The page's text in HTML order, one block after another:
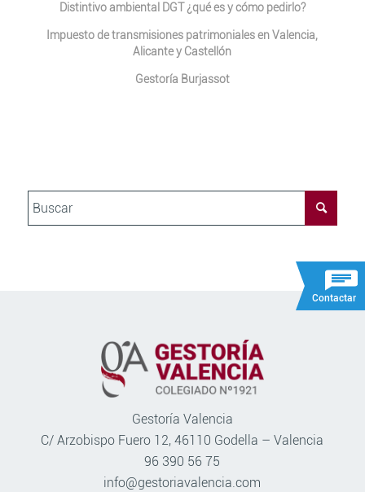
Distintivo ambiental DGT ¿qué es y cómo pedirlo?
Impuesto de transmisiones patrimoniales en Valencia,
Alicante y Castellón
Gestoría Burjassot
Contactar
Gestoría Valencia
C/ Arzobispo Fuero 12, 46110 Godella – Valencia
96 390 56 75
info@gestoriavalencia.com